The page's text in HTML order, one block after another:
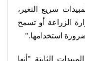
سريع التغير،
الزراعة أو تسمح
استخدامها".
الثابتة "أنها